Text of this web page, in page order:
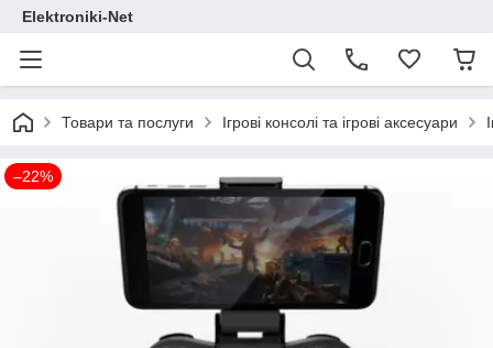
Elektroniki-Net
Товари та послуги Ігрові консолі та ігрові аксесуари
–22%